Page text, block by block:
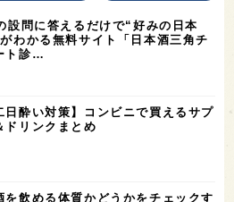
設問に答えるだけで“好みの日本
わかる無料サイト「日本酒三角チ
ト診…
日酔い対策】コンビニで買えるサプ
ドリンクまとめ
を飲める体質かどうかをチェックす